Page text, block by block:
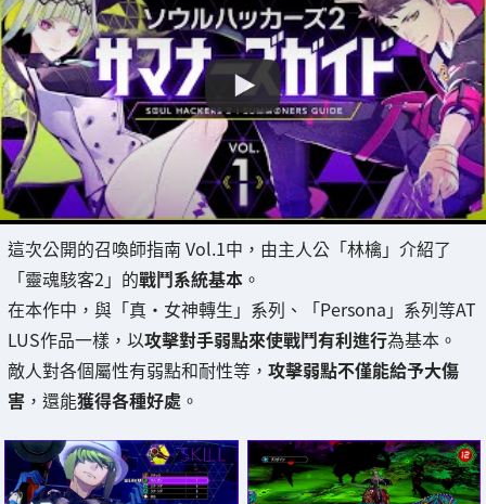
這次公開的召喚師指南 Vol.1中，由主人公「林檎」介紹了
「靈魂駭客2」的戰鬥系統基本 。
在本作中，與「真・女神轉生」系列、「Persona」系列等AT
LUS作品一樣，以攻擊對手弱點來使戰鬥有利進行為基本。
敵人對各個屬性有弱點和耐性等， 攻擊弱點不僅能給予大傷
害 ，還能獲得各種好處 。